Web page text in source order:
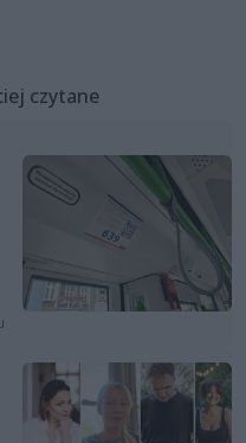
czytane